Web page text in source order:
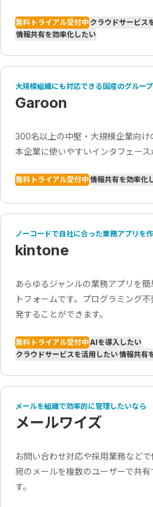
無料トライアル受付中 クラウドサービス
情報共有を効率化したい
大規模組織にも対応できる国産のグルー
Garoon
300名以上の中堅・大規模企業向け
本企業に使いやすいインタフェース
無料トライアル受付中情報共有を効率化
ノーコードで自社に合った業務アプリを
kintone
あらゆるジャンルの業務アプリを
トフォームです。プログラミング
発することができます。
無料トライアル受付中AIを導入したい
クラウドサービスを活用したい情報共有
メールを組織で効率的に管理したいなら
メールワイズ
お問い合わせ対応や採用業務など
宛のメールを複数のユーザーで共
す。